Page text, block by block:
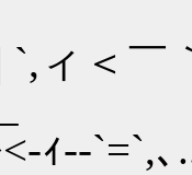
￣｀
`=`,､